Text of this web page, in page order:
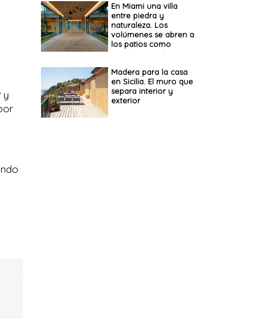
y
En Miami una villa
entre piedra y
naturaleza. Los
volúmenes se abren a
los patios como
espacios continuos
Madera para la casa
en Sicilia. El muro que
separa interior y
exterior